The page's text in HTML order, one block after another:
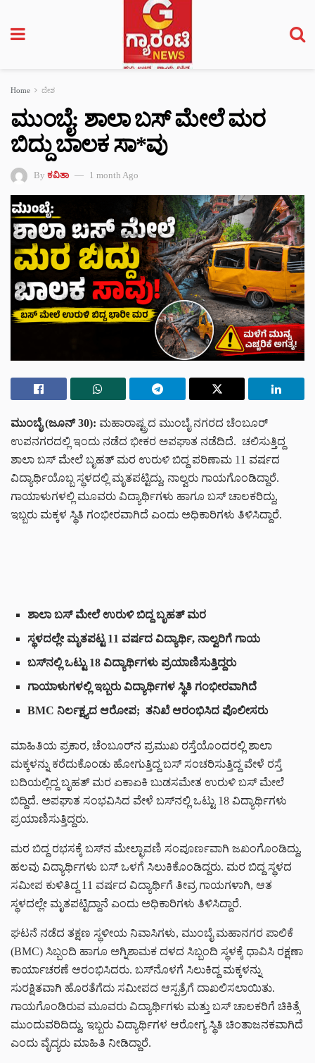
Home ದೇಶ
ಮುಂಬೈ: ಶಾಲಾ ಬಸ್ ಮೇಲೆ ಮರ
ಬಿದ್ದು ಬಾಲಕ ಸಾ*ವು
By ಕವಿತಾ 1 month Ago
ಮುಂಬೈ (ಜೂನ್ 30): ಮಹಾರಾಷ್ಟ್ರದ ಮುಂಬೈ ನಗರದ ಚೆಂಬೂರ್
ಉಪನಗರದಲ್ಲಿ ಇಂದು ನಡೆದ ಭೀಕರ ಅಪಘಾತ ನಡೆದಿದೆ. ಚಲಿಸುತ್ತಿದ್ದ
ಶಾಲಾ ಬಸ್ ಮೇಲೆ ಬೃಹತ್ ಮರ ಉರುಳಿ ಬಿದ್ದ ಪರಿಣಾಮ 11 ವರ್ಷದ
ವಿದ್ಯಾರ್ಥಿಯೊಬ್ಬ ಸ್ಥಳದಲ್ಲಿ ಮೃತಪಟ್ಟಿದ್ದು, ನಾಲ್ವರು ಗಾಯಗೊಂಡಿದ್ದಾರೆ.
ಗಾಯಾಳುಗಳಲ್ಲಿ ಮೂವರು ವಿದ್ಯಾರ್ಥಿಗಳು ಹಾಗೂ ಬಸ್ ಚಾಲಕರಿದ್ದು,
ಇಬ್ಬರು ಮಕ್ಕಳ ಸ್ಥಿತಿ ಗಂಭೀರವಾಗಿದೆ ಎಂದು ಅಧಿಕಾರಿಗಳು ತಿಳಿಸಿದ್ದಾರೆ.
ಶಾಲಾ ಬಸ್ ಮೇಲೆ ಉರುಳಿ ಬಿದ್ದ ಬೃಹತ್ ಮರ
ಸ್ಥಳದಲ್ಲೇ ಮೃತಪಟ್ಟ 11 ವರ್ಷದ ವಿದ್ಯಾರ್ಥಿ, ನಾಲ್ವರಿಗೆ ಗಾಯ
ಬಸ್‌ನಲ್ಲಿ ಒಟ್ಟು 18 ವಿದ್ಯಾರ್ಥಿಗಳು ಪ್ರಯಾಣಿಸುತ್ತಿದ್ದರು
ಗಾಯಾಳುಗಳಲ್ಲಿ ಇಬ್ಬರು ವಿದ್ಯಾರ್ಥಿಗಳ ಸ್ಥಿತಿ ಗಂಭೀರವಾಗಿದೆ
BMC ನಿರ್ಲಕ್ಷ್ಯದ ಆರೋಪ; ತನಿಖೆ ಆರಂಭಿಸಿದ ಪೊಲೀಸರು
ಮಾಹಿತಿಯ ಪ್ರಕಾರ, ಚೆಂಬೂರ್‌ನ ಪ್ರಮುಖ ರಸ್ತೆಯೊಂದರಲ್ಲಿ ಶಾಲಾ
ಮಕ್ಕಳನ್ನು ಕರೆದುಕೊಂಡು ಹೋಗುತ್ತಿದ್ದ ಬಸ್ ಸಂಚರಿಸುತ್ತಿದ್ದ ವೇಳೆ ರಸ್ತೆ
ಬದಿಯಲ್ಲಿದ್ದ ಬೃಹತ್ ಮರ ಏಕಾಏಕಿ ಬುಡಸಮೇತ ಉರುಳಿ ಬಸ್ ಮೇಲೆ
ಬಿದ್ದಿದೆ. ಅಪಘಾತ ಸಂಭವಿಸಿದ ವೇಳೆ ಬಸ್‌ನಲ್ಲಿ ಒಟ್ಟು 18 ವಿದ್ಯಾರ್ಥಿಗಳು
ಪ್ರಯಾಣಿಸುತ್ತಿದ್ದರು.
ಮರ ಬಿದ್ದ ರಭಸಕ್ಕೆ ಬಸ್‌ನ ಮೇಲ್ಛಾವಣಿ ಸಂಪೂರ್ಣವಾಗಿ ಜಖಂಗೊಂಡಿದ್ದು,
ಹಲವು ವಿದ್ಯಾರ್ಥಿಗಳು ಬಸ್ ಒಳಗೆ ಸಿಲುಕಿಕೊಂಡಿದ್ದರು. ಮರ ಬಿದ್ದ ಸ್ಥಳದ
ಸಮೀಪ ಕುಳಿತಿದ್ದ 11 ವರ್ಷದ ವಿದ್ಯಾರ್ಥಿಗೆ ತೀವ್ರ ಗಾಯಗಳಾಗಿ, ಆತ
ಸ್ಥಳದಲ್ಲೇ ಮೃತಪಟ್ಟಿದ್ದಾನೆ ಎಂದು ಅಧಿಕಾರಿಗಳು ತಿಳಿಸಿದ್ದಾರೆ.
ಘಟನೆ ನಡೆದ ತಕ್ಷಣ ಸ್ಥಳೀಯ ನಿವಾಸಿಗಳು, ಮುಂಬೈ ಮಹಾನಗರ ಪಾಲಿಕೆ
(BMC) ಸಿಬ್ಬಂದಿ ಹಾಗೂ ಅಗ್ನಿಶಾಮಕ ದಳದ ಸಿಬ್ಬಂದಿ ಸ್ಥಳಕ್ಕೆ ಧಾವಿಸಿ ರಕ್ಷಣಾ
ಕಾರ್ಯಾಚರಣೆ ಆರಂಭಿಸಿದರು. ಬಸ್‌ನೊಳಗೆ ಸಿಲುಕಿದ್ದ ಮಕ್ಕಳನ್ನು
ಸುರಕ್ಷಿತವಾಗಿ ಹೊರತೆಗೆದು ಸಮೀಪದ ಆಸ್ಪತ್ರೆಗೆ ದಾಖಲಿಸಲಾಯಿತು.
ಗಾಯಗೊಂಡಿರುವ ಮೂವರು ವಿದ್ಯಾರ್ಥಿಗಳು ಮತ್ತು ಬಸ್ ಚಾಲಕರಿಗೆ ಚಿಕಿತ್ಸೆ
ಮುಂದುವರಿದಿದ್ದು, ಇಬ್ಬರು ವಿದ್ಯಾರ್ಥಿಗಳ ಆರೋಗ್ಯ ಸ್ಥಿತಿ ಚಿಂತಾಜನಕವಾಗಿದೆ
ಎಂದು ವೈದ್ಯರು ಮಾಹಿತಿ ನೀಡಿದ್ದಾರೆ.